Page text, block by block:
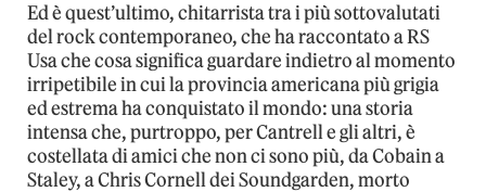
Ed è quest’ultimo, chitarrista tra i più sottovalutati
del rock contemporaneo, che ha raccontato a RS
Usa che cosa significa guardare indietro al momento
irripetibile in cui la provincia americana più grigia
ed estrema ha conquistato il mondo: una storia
intensa che, purtroppo, per Cantrell e gli altri, è
costellata di amici che non ci sono più, da Cobain a
Staley, a Chris Cornell dei Soundgarden, morto